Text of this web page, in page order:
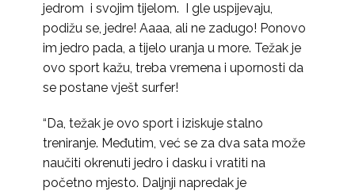
jedrom i svojim tijelom. I gle uspijevaju,
podižu se, jedre! Aaaa, ali ne zadugo! Ponovo
im jedro pada, a tijelo uranja u more. Težak je
ovo sport kažu, treba vremena i upornosti da
se postane vješt surfer!
“Da, težak je ovo sport i iziskuje stalno
treniranje. Međutim, već se za dva sata može
naučiti okrenuti jedro i dasku i vratiti na
početno mjesto. Daljnji napredak je